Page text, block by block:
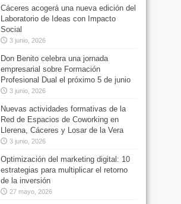
Cáceres acogerá una nueva edición del
Laboratorio de Ideas con Impacto
Social
3 junio, 2026
Don Benito celebra una jornada
empresarial sobre Formación
Profesional Dual el próximo 5 de junio
3 junio, 2026
Nuevas actividades formativas de la
Red de Espacios de Coworking en
Llerena, Cáceres y Losar de la Vera
3 junio, 2026
Optimización del marketing digital: 10
estrategias para multiplicar el retorno
de la inversión
27 mayo, 2026